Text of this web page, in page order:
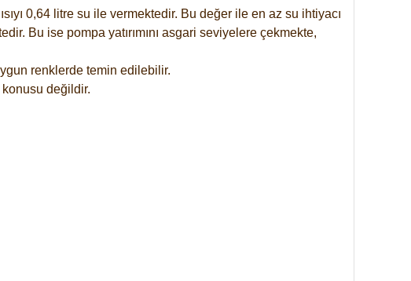
0,64 litre su ile vermektedir. Bu değer ile en az su ihtiyacı
Bu ise pompa yatırımını asgari seviyelere çekmekte,
renklerde temin edilebilir.
konusu değildir.